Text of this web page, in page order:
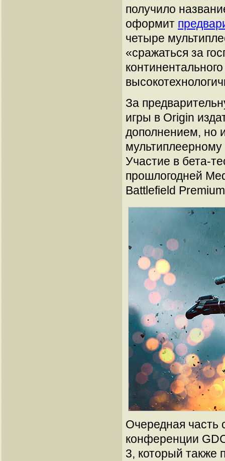
получило
оформит
четыре
«сражаться за
За
игры в Origin
дополнением, но
Участие в бета-
прошлогодней
Battlefield
Очередная часть
конференции
3, который также